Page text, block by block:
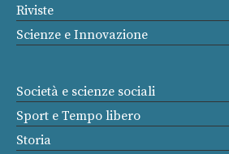
Riviste
Scienze e Innovazione
Società e scienze sociali
Sport e Tempo libero
Storia